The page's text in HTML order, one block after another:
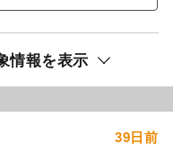
情報を表示
39日前